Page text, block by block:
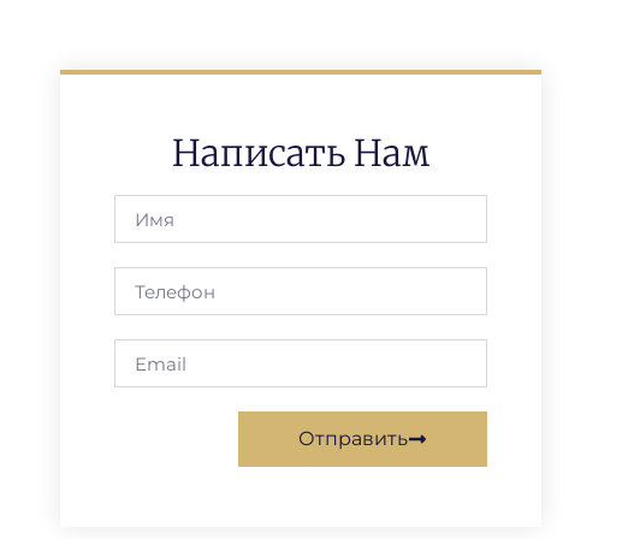
Написать Нам
Отправить